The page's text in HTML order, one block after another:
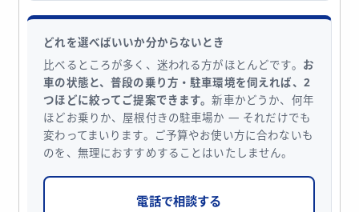
どれを選べばいいか分からないとき
比べるところが多く、迷われる方がほとんどです。 お
車の状態と、普段の乗り方・駐車環境を伺えれば、2
つほどに絞ってご提案できます。新車かどうか、何年
ほどお乗りか、屋根付きの駐車場か — それだけでも
変わってまいります。ご予算やお使い方に合わないも
のを、無理におすすめすることはいたしません。
電話で相談する